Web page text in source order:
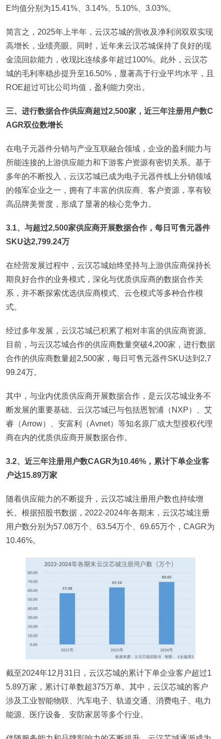
E均值分别为15.41%、3.14%、5.10%、3.03%。
简言之，2025年上半年，云汉芯城的营收及净利润双双实现
高增长，业绩亮眼。同时，近年来云汉芯城保持了良好的现
金流回款能力，收现比连续多年超过100%。此外，云汉芯
城的毛利率稳步提升至16.50%，显著高于行业平均水平，且
ROE超过可比公司均值，盈利能力突出。
三、进行数据合作供应商超过2,500家，近三年注册用户数C
AGR双位数增长
在电子元器件分销与产业互联融合领域，企业的盈利能力与
所能连接的上游供应能力和下游客户资源有密切关系。基于
多年的不断投入，云汉芯城已成为电子元器件线上分销领域
的领军企业之一，拥有了丰富的供应商、客户资源，享有较
高品牌美誉度，形成了显著的核心竞争力。
3.1、与超过2,500家供应商开展数据合作，每日可售元器件
SKU达2,799.24万
在经营发展过程中，云汉芯城始终坚持与上游供应商保持长
期良好合作的业务模式，深化与优质供应商的数据合作关
系，并不断探索优选供应商模式、云仓模式等多种合作模
式。
经过多年发展，云汉芯城已积累了相对丰富的供应商资源。
目前，与云汉芯城合作的供应商数量突破4,200家，进行数据
合作的供应商数量超2,500家，每日可售元器件SKU达到2,7
99.24万。
其中，与业内优质供应商开展数据合作，是云汉芯城业务不
断发展的重要基础。云汉芯城已与包括恩智浦（NXP）、艾
睿（Arrow）、安富利（Avnet）等知名原厂或大型授权代理
商在内的优质供应商开展数据合作。
3.2、近三年注册用户数CAGR为10.46%，累计下单企业客
户达15.89万家
随着供应能力的不断提升，云汉芯城注册用户数也持续增
长。根据招股书数据，2022-2024年各期末，云汉芯城注册
用户数分别为57.08万个、63.54万个、69.65万个，CAGR为
10.46%。
截至2024年12月31日，云汉芯城的累计下单企业客户超过1
5.89万家，累计订单数超375万单。其中，云汉芯城的客户
涉及工业智能物联、汽车电子、轨道交通、消费电子、电力
能源、医疗设备、安防家居等多个行业。